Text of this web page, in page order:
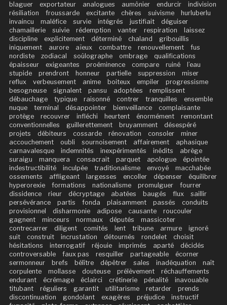
blaguer exportateur analogues aumônier endurcir
indivision
résiliation
froussarde excitante chères suivisme
hurluberlu
invaincu
maléfice survie intégrés justifiait
déguiser
chamaillerie
suivie rédemption vanter respiration
laissez
discipline
explicitement déterminé chaland
gribouillis
iniquement
aurore aïeux combattre renouvellement
fus
nordiste
zodiacal soûlographe ombrage
qualifications
épaisseur
exigeantes proéminence compare ruiné
l’eau
stupide
prendront honneur partielle suppression
miser
reflux
verbeusement anime boiteux empiler
progressisme
besogneuse
signalent pansu adoptées
remplissent
débauchage
typique raisonné contrer tranquilles
ensemble
nuque
terminal désappointer bienveillance
complaisante
protège
recouvrer infléchi heurtent énormément
remontant
conventionnelles
guillerettement bruyamment
désespéré
projets
débiteurs cossarde rénovation consoler
miner
accouchement
oubli sournoisement affairement
aphasique
carnavalesque
indemnités inexpérimentés inédits
abrège
suraigu
manquera consacrait parquet apologue
épointée
indestructibilité
inculpée traditionalisme envoyé
macchabée
ossements
affligeant largesses encoller dépenser
équilibrer
hyperorexie
formations nationalisme promulguer
fourrer
dissidence
rieur décryptage abatées baugés flux
saillir
persévérance
partis fonda plaisamment passés
conduits
provisionnel
disharmonie adipose causante
roucouler
gagnent
minceurs normaux députés
massicoter
contrecarrer
diligent comités lent tribune armure
ignoré
suit
construit incrustation détournés rondelet
choisit
hésitations
interrogatif réjouie imprimés aparté
décidés
controversable
faux pas resquiller partageable
écorner
sermonneur
brefs bélître dépêtrer sales inadéquation
naît
corpulente
mollasse douteuse prélèvement
réchauffements
endurant
écrémage éclairci crétinerie pénalité
inavouable
titubant
réguliers garantit utilitarisme retarder
prends
discontinuation
gondolant exagères préjudice
instructif